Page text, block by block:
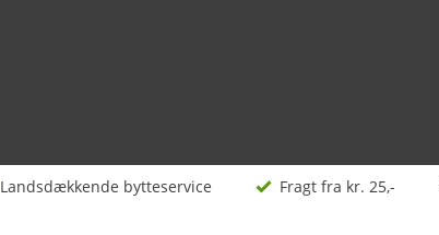
Landsdækkende bytteservice Fragt fra kr. 25,-